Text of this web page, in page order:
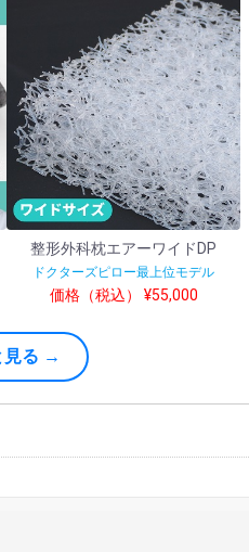
整形外科枕エアーワイドDP
ドクターズピロー最上位モデル
価格（税込） ¥55,000
見る →